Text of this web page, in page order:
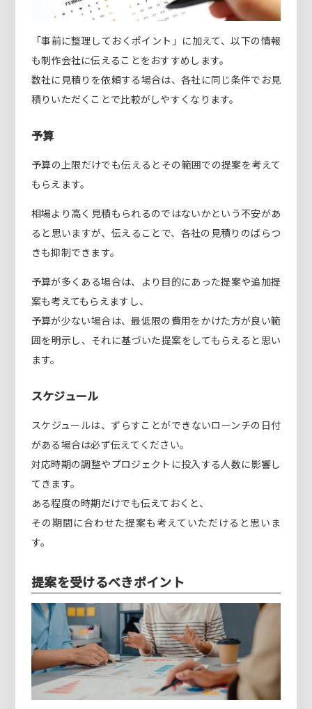
「事前に整理しておくポイント」に加えて、以下の情報
も制作会社に伝えることをおすすめします。
数社に見積りを依頼する場合は、各社に同じ条件でお見
積りいただくことで比較がしやすくなります。
予算
予算の上限だけでも伝えるとその範囲での提案を考えて
もらえます。
相場より高く見積もられるのではないかという不安があ
ると思いますが、伝えることで、各社の見積りのばらつ
きも抑制できます。
予算が多くある場合は、より目的にあった提案や追加提
案も考えてもらえますし、
予算が少ない場合は、最低限の費用をかけた方が良い範
囲を明示し、それに基づいた提案をしてもらえると思い
ます。
スケジュール
スケジュールは、ずらすことができないローンチの日付
がある場合は必ず伝えてください。
対応時期の調整やプロジェクトに投入する人数に影響し
てきます。
ある程度の時期だけでも伝えておくと、
その期間に合わせた提案も考えていただけると思いま
す。
提案を受けるべきポイント